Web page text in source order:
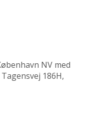
NV med
186H,